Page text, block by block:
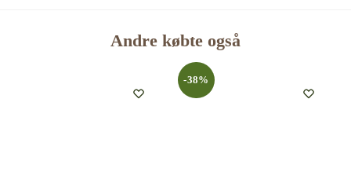
Andre købte også
-38%